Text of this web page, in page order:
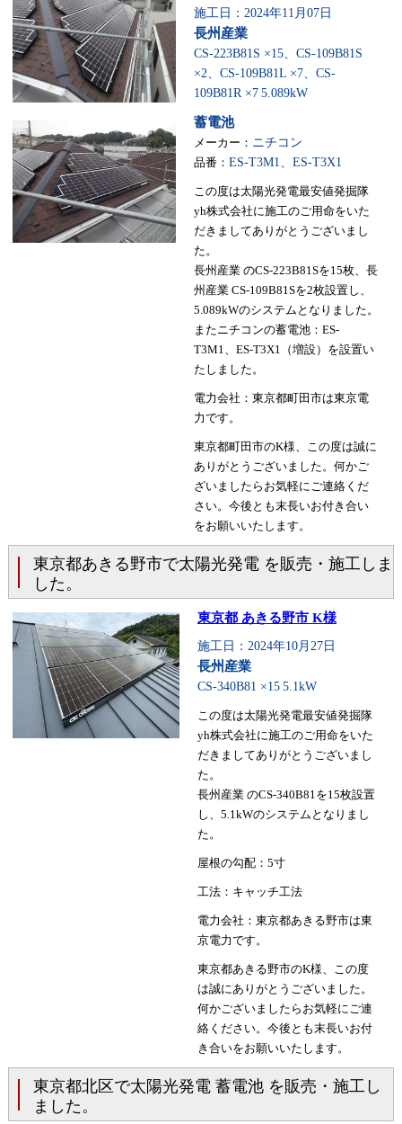
施工日：2024年11月07日
長州産業
CS-223B81S ×15、CS-109B81S
×2、CS-109B81L ×7、CS-
109B81R ×7 5.089kW
蓄電池
メーカー： ニチコン
品番： ES-T3M1、ES-T3X1
この度は太陽光発電最安値発掘隊
yh株式会社に施工のご用命をいた
だきましてありがとうございまし
た。
長州産業 のCS-223B81Sを15枚、長
州産業 CS-109B81Sを2枚設置し、
5.089kWのシステムとなりました。
またニチコンの蓄電池：ES-
T3M1、ES-T3X1（増設）を設置い
たしました。
電力会社：東京都町田市は東京電
力です。
東京都町田市のK様、この度は誠に
ありがとうございました。何かご
ざいましたらお気軽にご連絡くだ
さい。今後とも末長いお付き合い
をお願いいたします。
東京都あきる野市で太陽光発電 を販売・施工しま
した。
東京都 あきる野市 K様
施工日：2024年10月27日
長州産業
CS-340B81 ×15 5.1kW
この度は太陽光発電最安値発掘隊
yh株式会社に施工のご用命をいた
だきましてありがとうございまし
た。
長州産業 のCS-340B81を15枚設置
し、5.1kWのシステムとなりまし
た。
屋根の勾配：5寸
工法：キャッチ工法
電力会社：東京都あきる野市は東
京電力です。
東京都あきる野市のK様、この度
は誠にありがとうございました。
何かございましたらお気軽にご連
絡ください。今後とも末長いお付
き合いをお願いいたします。
東京都北区で太陽光発電 蓄電池 を販売・施工し
ました。